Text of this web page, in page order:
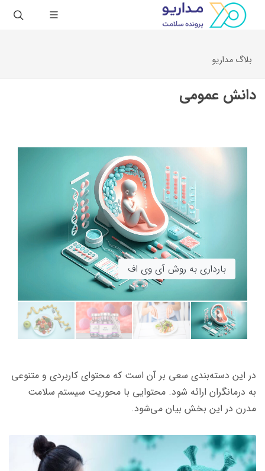
بلاگ مداریو
دانش عمومی
بارداری به روش آی وی اف
لیستی از بهترین غذاهای مغذی در رژیم غذایی
پیش از بارداری
هر آنچه که باید درباره واکسن گارداسیل بدانید
آشنایی با اصول رژیم کانادایی اصلی 13 روزه
در این دسته‌بندی سعی بر آن است که محتوای کاربردی و متنوعی
به درمانگران ارائه ‌شود. محتوایی با محوریت سیستم‌ سلامت
مدرن در این بخش بیان می‌شود.